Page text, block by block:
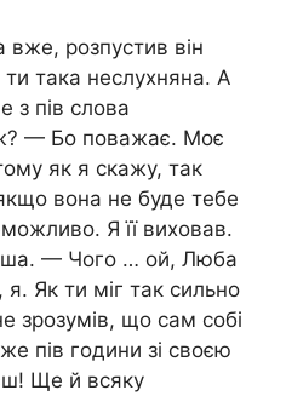
розпустив він
така неслухняна. А
з пів слова
— Бо поважає. Моє
як я скажу, так
вона не буде тебе
Я її виховав.
— Чого … ой, Люба
Як ти міг так сильно
зрозумів, що сам собі
пів години зі своєю
Ще й всяку